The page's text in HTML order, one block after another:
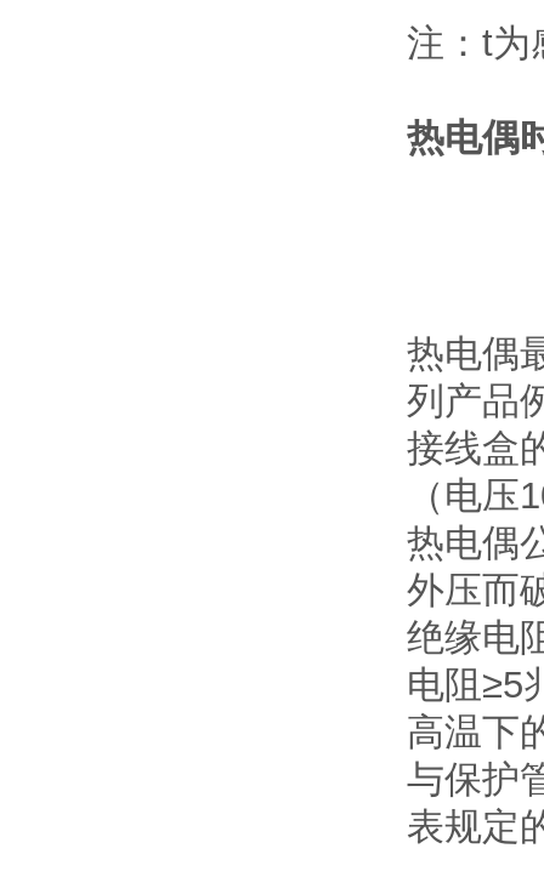
注：t为
热电偶
热电偶
列产品
接线盒
（电压
热电偶
外压而
绝缘电
电阻≥5
高温下
与保护
表规定